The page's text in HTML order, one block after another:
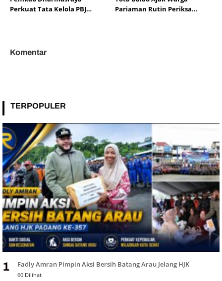
Perkuat Tata Kelola PBJ
Pariaman Rutin Periksa
Komentar
TERPOPULER
1 Fadly Amran Pimpin Aksi Bersih Batang Arau Jelang HJK
60 Dilihat